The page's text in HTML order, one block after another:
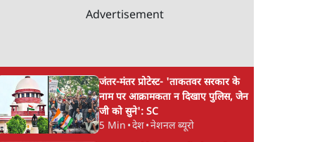
Advertisement
जंतर-मंतर प्रोटेस्ट- 'ताकतवर सरकार के
नाम पर आक्रामकता न दिखाए पुलिस, जेन
जी को सुने': SC
5 Min •देश•नेशनल ब्यूरो